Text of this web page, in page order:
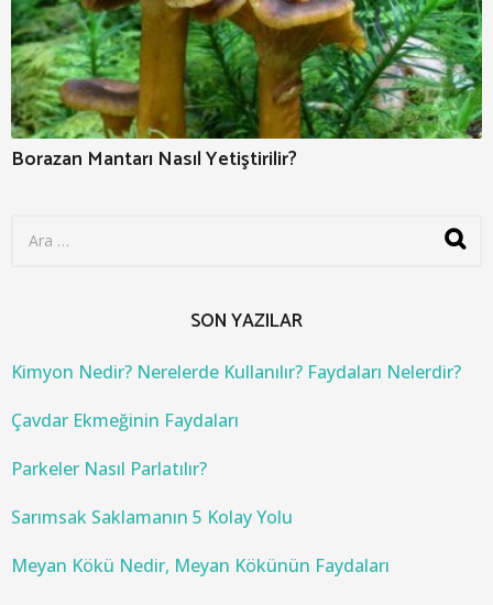
Borazan Mantarı Nasıl Yetiştirilir?
o
:
SON YAZILAR
Kimyon Nedir? Nerelerde Kullanılır? Faydaları Nelerdir?
Çavdar Ekmeğinin Faydaları
Parkeler Nasıl Parlatılır?
Sarımsak Saklamanın 5 Kolay Yolu
Meyan Kökü Nedir, Meyan Kökünün Faydaları